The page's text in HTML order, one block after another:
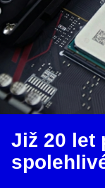
Již 20 let